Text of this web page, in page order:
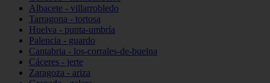
Albacete - villarrobledo
Tarragona - tortosa
Huelva - punta-umbría
Palencia - guardo
Cantabria - los-corrales-de-buelna
Cáceres - jerte
Zaragoza - ariza